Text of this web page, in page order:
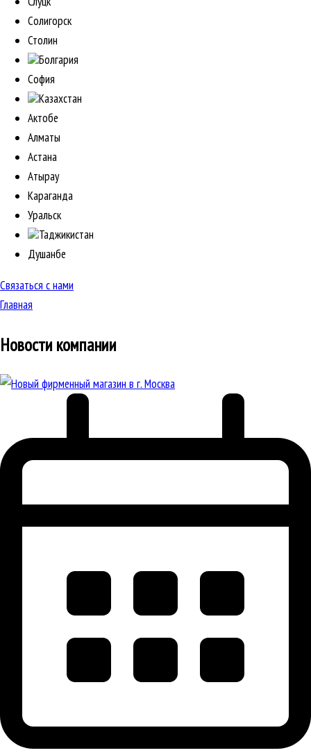
Солигорск
Столин
Болгария
София
Казахстан
Актобе
Алматы
Астана
Атырау
Караганда
Уральск
Таджикистан
Душанбе
Связаться с нами
Главная
Новости компании